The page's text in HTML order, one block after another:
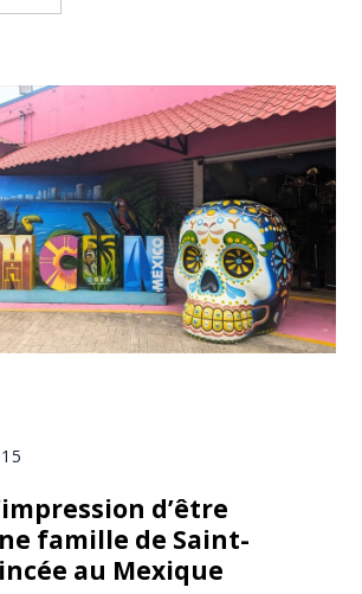
d’être
famille de Saint-
au Mexique